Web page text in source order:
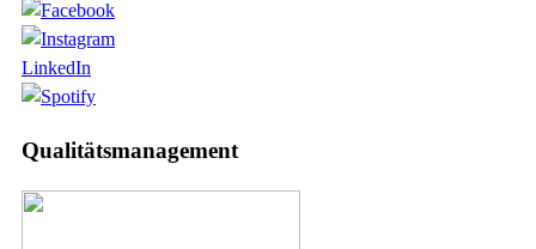
LinkedIn
Qualitätsmanagement